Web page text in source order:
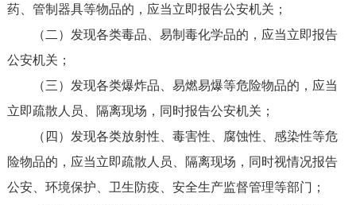
药、管制器具等物品的，应当立即报告公安机关；
（二）发现各类毒品、易制毒化学品的，应当立即报告
公安机关；
（三）发现各类爆炸品、易燃易爆等危险物品的，应当
立即疏散人员、隔离现场，同时报告公安机关；
（四）发现各类放射性、毒害性、腐蚀性、感染性等危
险物品的，应当立即疏散人员、隔离现场，同时视情况报告
公安、环境保护、卫生防疫、安全生产监督管理等部门；